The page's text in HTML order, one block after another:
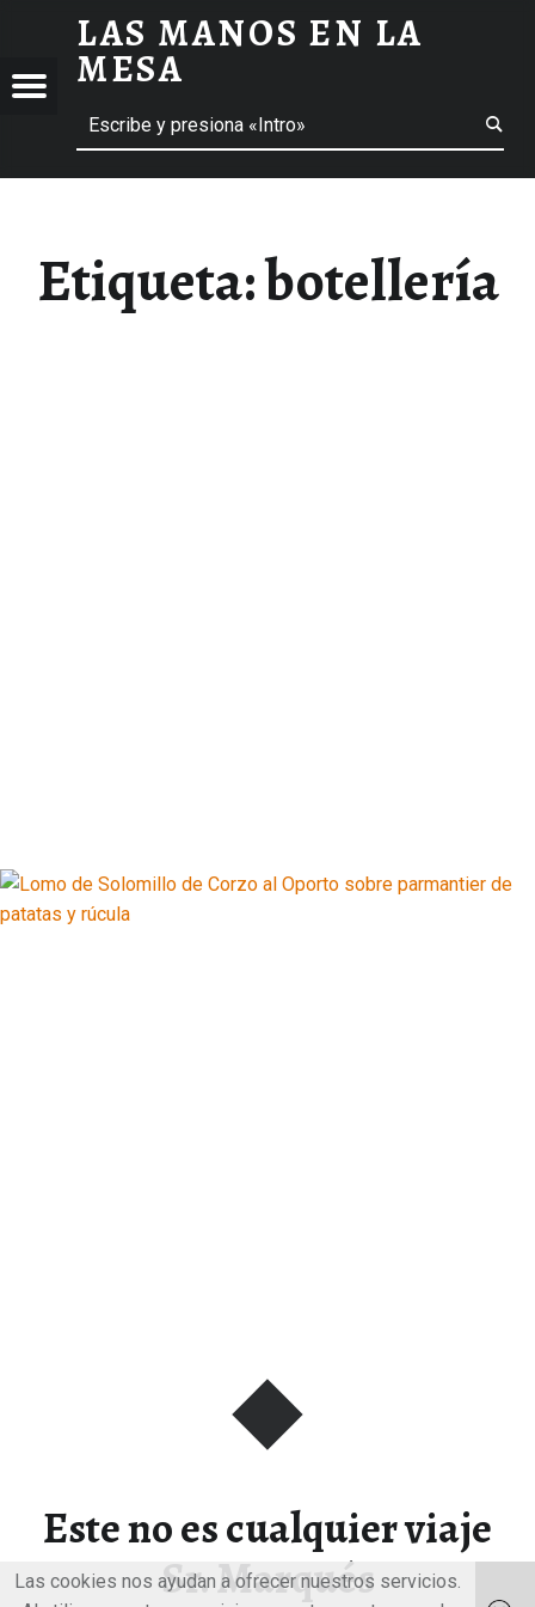
BOTELLERÍA ARCHIVOS - LAS MANOS EN LA MESA
LAS MANOS EN LA
MESA
Menú Buscar
Etiqueta:botellería
Este no es cualquier viaje
Sr. Marqués
Las cookies nos ayudan a ofrecer nuestros servicios.